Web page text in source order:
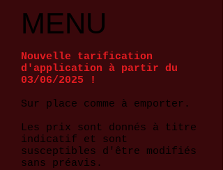
MENU
Nouvelle tarification
d'application à partir du
03/06/2025 !
Sur place comme à emporter.
Les prix sont donnés à titre
indicatif et sont
susceptibles d'être modifiés
sans préavis.